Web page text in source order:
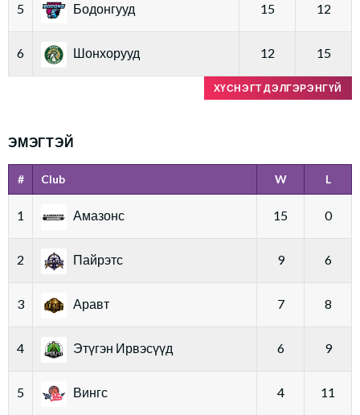
5 Бодонгууд 15 12
6 Шонхорууд 12 15
ХҮСНЭГТ ДЭЛГЭРЭНГҮЙ
ЭМЭГТЭЙ
# Club W L
1 Амазонс 15 0
2 Пайрэтс 9 6
3 Аравт 7 8
4 Этүгэн Ирвэсүүд 6 9
5 Вингс 4 11